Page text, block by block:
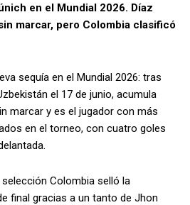
en el Mundial 2026. Díaz
marcar, pero Colombia clasificó
sequía en el Mundial 2026: tras
el 17 de junio, acumula
marcar y es el jugador con más
en el torneo, con cuatro goles
Colombia selló la
final gracias a un tanto de Jhon